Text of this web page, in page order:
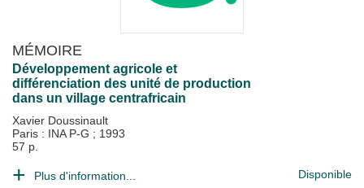
MÉMOIRE
Développement agricole et
différenciation des unité de production
dans un village centrafricain
Xavier Doussinault
Paris : INA P-G ; 1993
57 p.
Plus d'information... Disponible